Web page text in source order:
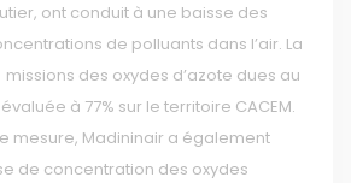
ont conduit à une baisse des
de polluants dans l’air. La
des oxydes d’azote dues au
à 77% sur le territoire CACEM.
mesure, Madininair a également
de concentration des oxydes